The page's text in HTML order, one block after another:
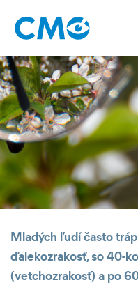
Mladých ľudí často
ďalekozrakosť, so 40-
(vetchozrakosť) a po